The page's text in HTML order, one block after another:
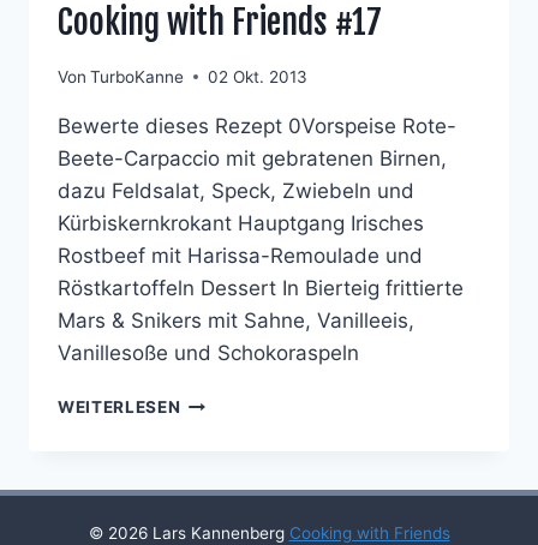
Cooking with Friends #17
Von TurboKanne 02 Okt. 2013
Bewerte dieses Rezept 0Vorspeise Rote-
Beete-Carpaccio mit gebratenen Birnen,
dazu Feldsalat, Speck, Zwiebeln und
Kürbiskernkrokant Hauptgang Irisches
Rostbeef mit Harissa-Remoulade und
Röstkartoffeln Dessert In Bierteig frittierte
Mars & Snikers mit Sahne, Vanilleeis,
Vanillesoße und Schokoraspeln
WEITERLESEN COOKING
© 2026 Lars Kannenberg Cooking with Friends